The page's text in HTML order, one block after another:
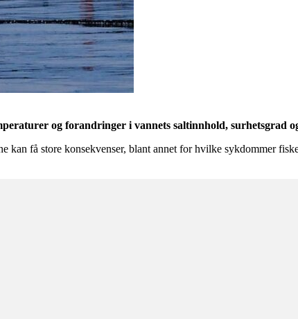
og forandringer i vannets saltinnhold, surhetsgrad
få store konsekvenser, blant annet for hvilke sykdommer